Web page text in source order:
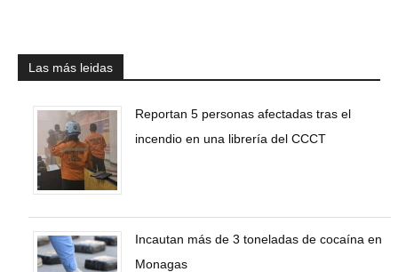
Las más leidas
Reportan 5 personas afectadas tras el
incendio en una librería del CCCT
Incautan más de 3 toneladas de cocaína en
Monagas